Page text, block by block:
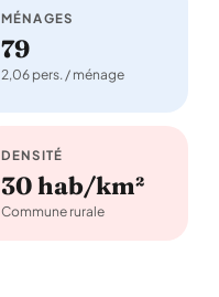
MÉNAGES
79
2,06 pers. / ménage
DENSITÉ
30 hab/km²
Commune rurale